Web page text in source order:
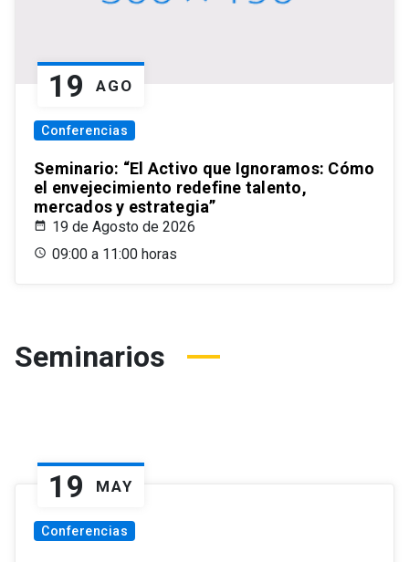
19 AGO
Conferencias
Seminario: “El Activo que Ignoramos: Cómo
el envejecimiento redefine talento,
mercados y estrategia”
19 de Agosto de 2026
09:00 a 11:00 horas
Seminarios
19 MAY
Conferencias